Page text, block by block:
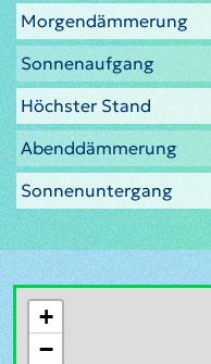
Morgendämmerung
Sonnenaufgang
Höchster Stand
Abenddämmerung
Sonnenuntergang
+
−